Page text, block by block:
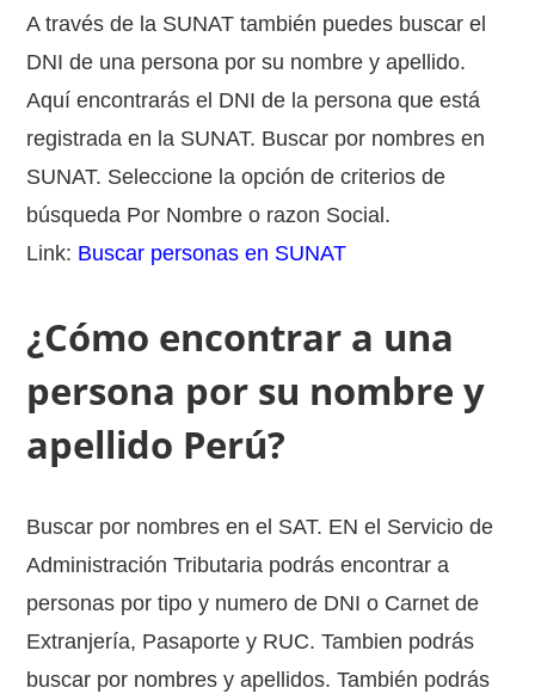
A través de la SUNAT también puedes buscar el
DNI de una persona por su nombre y apellido.
Aquí encontrarás el DNI de la persona que está
registrada en la SUNAT. Buscar por nombres en
SUNAT. Seleccione la opción de criterios de
búsqueda Por Nombre o razon Social.
Link: Buscar personas en SUNAT
¿Cómo encontrar a una
persona por su nombre y
apellido Perú?
Buscar por nombres en el SAT. EN el Servicio de
Administración Tributaria podrás encontrar a
personas por tipo y numero de DNI o Carnet de
Extranjería, Pasaporte y RUC. Tambien podrás
buscar por nombres y apellidos. También podrás